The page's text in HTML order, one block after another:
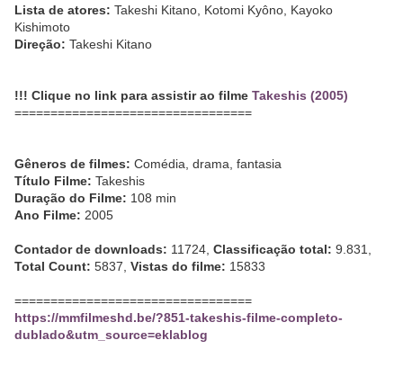
Lista de atores: Takeshi Kitano, Kotomi Kyôno, Kayoko
Kishimoto
Direção: Takeshi Kitano
!!! Clique no link para assistir ao filme Takeshis (2005)
=================================
Gêneros de filmes: Comédia, drama, fantasia
Título Filme: Takeshis
Duração do Filme: 108 min
Ano Filme: 2005
Contador de downloads: 11724, Classificação total: 9.831,
Total Count: 5837, Vistas do filme: 15833
=================================
https://mmfilmeshd.be/?851-takeshis-filme-completo-
dublado&utm_source=eklablog